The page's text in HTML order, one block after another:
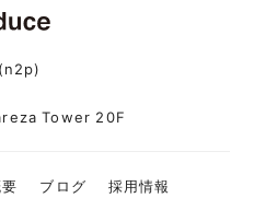
Tower 20F
ブログ
採用情報